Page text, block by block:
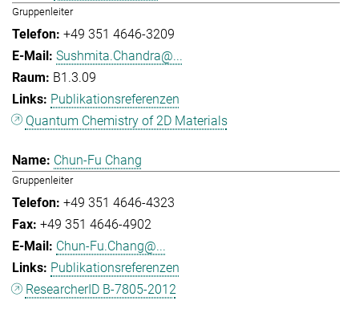
Gruppenleiter
+49 351 4646-3209
Sushmita.Chandra@...
B1.3.09
Publikationsreferenzen
Quantum Chemistry of 2D Materials
Chun-Fu Chang
Gruppenleiter
+49 351 4646-4323
+49 351 4646-4902
Chun-Fu.Chang@...
Publikationsreferenzen
ResearcherID B-7805-2012